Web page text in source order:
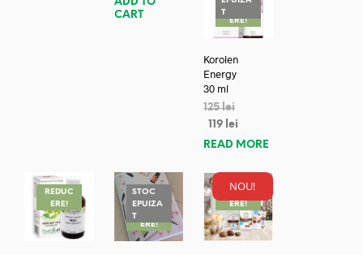
ADD TO
CART
TREDUC
ERE!
Korolen
Energy
30 ml
125lei
119 lei
READ MORE
REDUC
ERE!
STOC
EPUIZA
TREDUC
ERE!
NOU!
REDUC
ERE!